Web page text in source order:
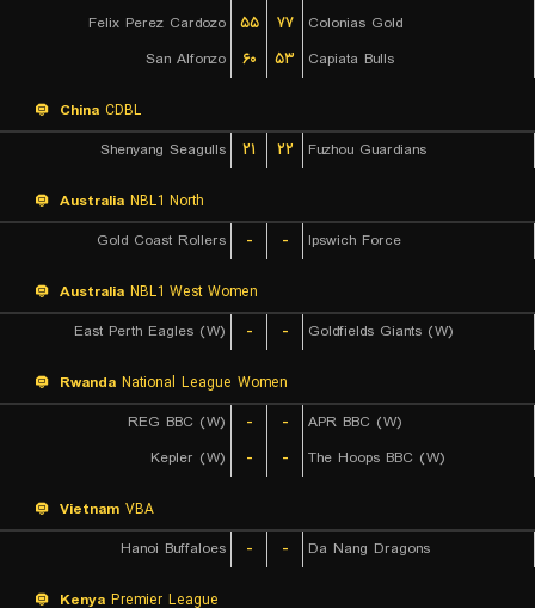
Felix Perez Cardozo
۵۵ ۷۷
Colonias Gold
San Alfonzo
۶۰ ۵۳ Capiata Bulls
China CDBL
Shenyang Seagulls
۲۱ ۲۲ Fuzhou Guardians
Australia NBL1 North
Gold Coast Rollers
- - Ipswich Force
Australia NBL1 West Women
East Perth Eagles (W)
- - Goldfields Giants (W)
Rwanda National League Women
REG BBC (W)
- -
APR BBC (W)
Kepler (W)
- - The Hoops BBC (W)
Vietnam VBA
Hanoi Buffaloes
- - Da Nang Dragons
Kenya Premier League